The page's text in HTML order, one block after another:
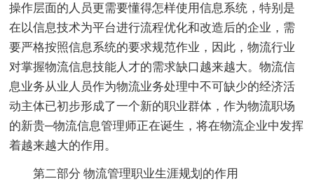
操作层面的人员更需要懂得怎样使用信息系统，特别是
在以信息技术为平台进行流程优化和改造后的企业，需
要严格按照信息系统的要求规范作业，因此，物流行业
对掌握物流信息技能人才的需求缺口越来越大。物流信
息业务从业人员作为物流业务处理中不可缺少的经济活
动主体已初步形成了一个新的职业群体，作为物流职场
的新贵─物流信息管理师正在诞生，将在物流企业中发挥
着越来越大的作用。
第二部分 物流管理职业生涯规划的作用